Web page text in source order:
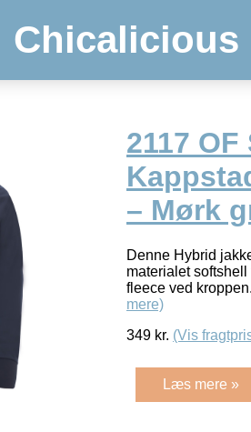
Chicalicious
2117 OF
– Mørk
Denne Hybrid
materialet
fleece ved
mere)
349 kr. (Vis
Læs mere »